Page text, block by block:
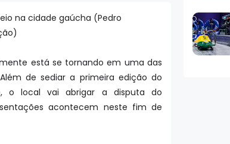
na cidade gaúcha (Pedro
está se tornando em uma das
de sediar a primeira edição do
o local vai abrigar a disputa do
acontecem neste fim de